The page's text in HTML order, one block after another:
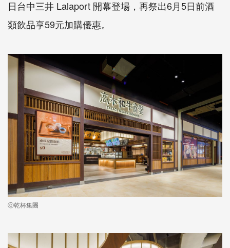
日台中三井 Lalaport 開幕登場，再祭出6月5日前酒
類飲品享59元加購優惠。
ⓒ乾杯集團